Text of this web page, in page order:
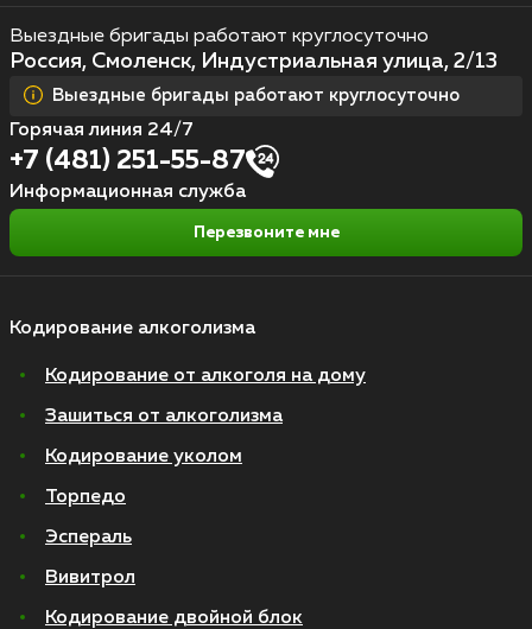
Кодирование алкоголизма
Кодирование от алкоголя на дому
Зашиться от алкоголизма
Кодирование уколом
Торпедо
Эспераль
Вивитрол
Кодирование двойной блок
Выездные бригады работают круглосуточно
Россия, Смоленск, Индустриальная улица, 2/13
Выездные бригады работают круглосуточно
Горячая линия 24/7
+7 (481) 251-55-87
Информационная служба
Перезвоните мне